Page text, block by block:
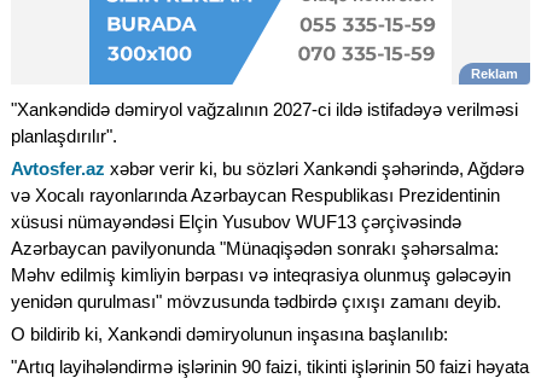
"Xankəndidə dəmiryol vağzalının 2027-ci ildə istifadəyə verilməsi
planlaşdırılır".
Avtosfer.az xəbər verir ki, bu sözləri Xankəndi şəhərində, Ağdərə
və Xocalı rayonlarında Azərbaycan Respublikası Prezidentinin
xüsusi nümayəndəsi Elçin Yusubov WUF13 çərçivəsində
Azərbaycan pavilyonunda "Münaqişədən sonrakı şəhərsalma:
Məhv edilmiş kimliyin bərpası və inteqrasiya olunmuş gələcəyin
yenidən qurulması" mövzusunda tədbirdə çıxışı zamanı deyib.
O bildirib ki, Xankəndi dəmiryolunun inşasına başlanılıb:
"Artıq layihələndirmə işlərinin 90 faizi, tikinti işlərinin 50 faizi həyata